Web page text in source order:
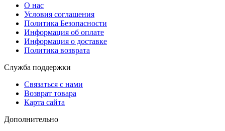
О нас
Условия соглашения
Политика Безопасности
Информация об оплате
Информация о доставке
Политика возврата
Служба поддержки
Связаться с нами
Возврат товара
Карта сайта
Дополнительно